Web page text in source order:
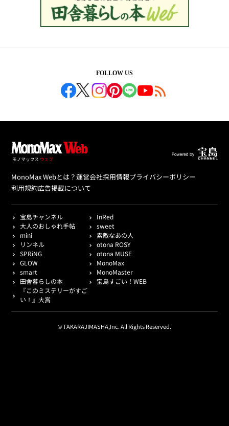
FOLLOW US
MonoMax Webとは？運営会社採用情報プライバシーポリシー
利用規約広告掲載について
宝島チャンネル
InRed
大人のおしゃれ手帖
sweet
mini
素敵なあの人
リンネル
otona ROSY
SPRiNG
otona MUSE
GLOW
MonoMax
smart
MonoMaster
田舎暮らしの本
宝島すごい！WEB
『このミステリーがすご
い！』大賞
© TAKARAJIMASHA,Inc. All Rights Reserved.